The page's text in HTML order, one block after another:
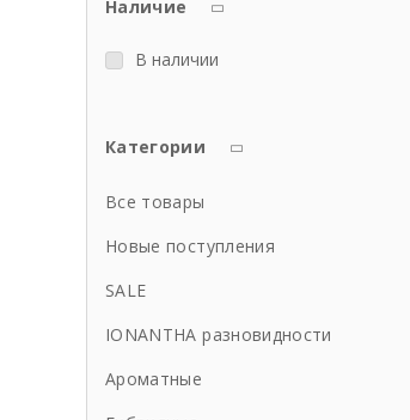
Наличие
В наличии
Категории
Все товары
Новые поступления
SALE
IONANTHA разновидности
Ароматные